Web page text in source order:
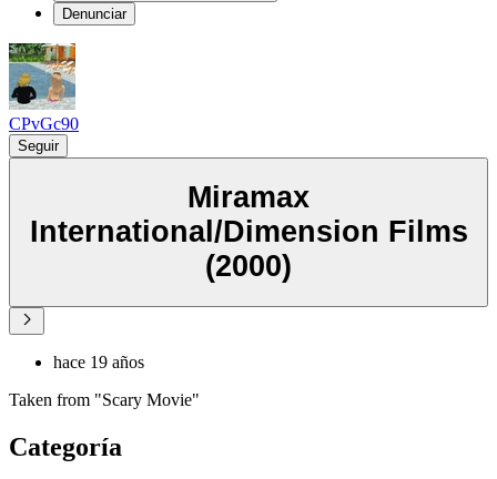
Denunciar
CPvGc90
Seguir
Miramax
International/Dimension Films
(2000)
hace 19 años
Taken from "Scary Movie"
Categoría